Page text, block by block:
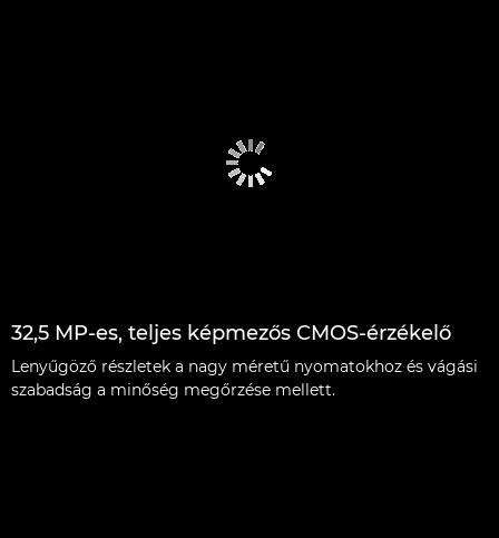
32,5 MP-es, teljes képmezős CMOS-érzékelő
Lenyűgöző részletek a nagy méretű nyomatokhoz és vágási
szabadság a minőség megőrzése mellett.